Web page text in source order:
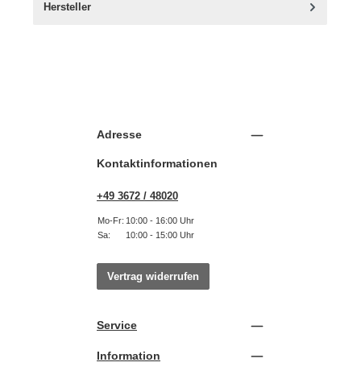
Hersteller
Adresse
Kontaktinformationen
+49 3672 / 48020
Mo-Fr: 10:00 - 16:00 Uhr
Sa:
10:00 - 15:00 Uhr
Vertrag widerrufen
Service
Information